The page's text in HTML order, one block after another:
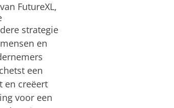
FutureXL,
strategie
en
een
en creëert
voor een